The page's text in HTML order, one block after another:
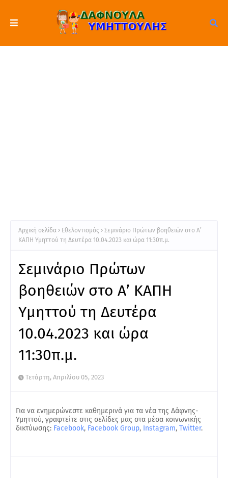
Αρχική σελίδα Εθελοντισμός
Σεμινάριο Πρώτων βοηθειών στο Α’
ΚΑΠΗ Υμηττού τη Δευτέρα 10.04.2023 και ώρα 11:30π.μ.
Σεμινάριο Πρώτων
βοηθειών στο Α’ ΚΑΠΗ
Υμηττού τη Δευτέρα
10.04.2023 και ώρα
11:30π.μ.
Τετάρτη, Απριλίου 05, 2023
Για να ενημερώνεστε καθημερινά για τα νέα της Δάφνης-
Υμηττού, γραφτείτε στις σελίδες μας στα μέσα κοινωνικής
δικτύωσης: Facebook, Facebook Group, Instagram, Twitter.